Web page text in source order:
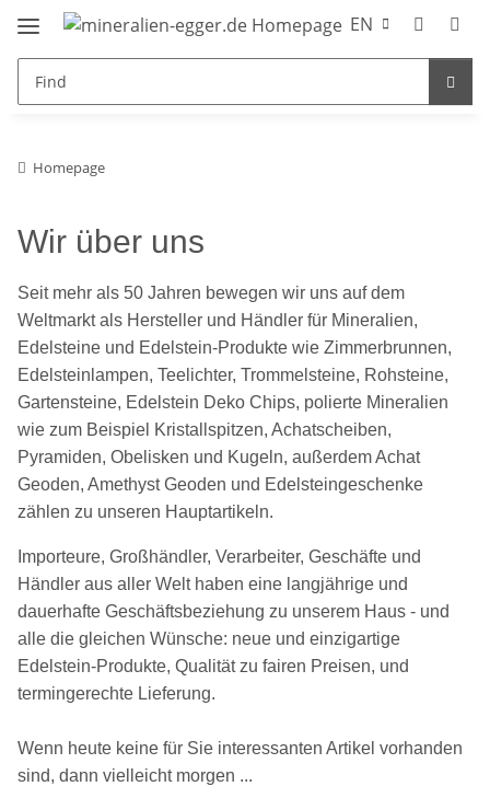
EN
Homepage
Wir über uns
Seit mehr als 50 Jahren bewegen wir uns auf dem
Weltmarkt als Hersteller und Händler für Mineralien,
Edelsteine und Edelstein-Produkte wie Zimmerbrunnen,
Edelsteinlampen, Teelichter, Trommelsteine, Rohsteine,
Gartensteine, Edelstein Deko Chips, polierte Mineralien
wie zum Beispiel Kristallspitzen, Achatscheiben,
Pyramiden, Obelisken und Kugeln, außerdem Achat
Geoden, Amethyst Geoden und Edelsteingeschenke
zählen zu unseren Hauptartikeln.
Importeure, Großhändler, Verarbeiter, Geschäfte und
Händler aus aller Welt haben eine langjährige und
dauerhafte Geschäftsbeziehung zu unserem Haus - und
alle die gleichen Wünsche: neue und einzigartige
Edelstein-Produkte, Qualität zu fairen Preisen, und
termingerechte Lieferung.
Wenn heute keine für Sie interessanten Artikel vorhanden
sind, dann vielleicht morgen ...